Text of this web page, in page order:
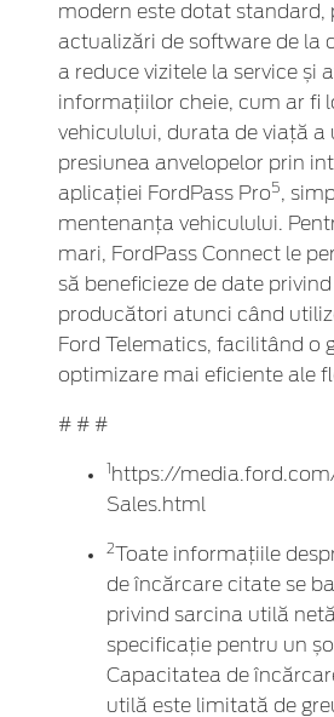
modern este dotat standard,
actualizări de software de la
a reduce vizitele la service și
informațiilor cheie, cum ar fi
vehiculului, durata de viață a
presiunea anvelopelor prin
aplicației FordPass Pro5,
mentenanța vehiculului.
mari, FordPass Connect le
să beneficieze de date
producători atunci când
Ford Telematics, facilitând o
optimizare mai eficiente ale
# # #
1 https://
Sales.html
2
Toate informațiile
de încărcare citate se
privind sarcina utilă
specificație pentru un
Capacitatea de
utilă este limitată de